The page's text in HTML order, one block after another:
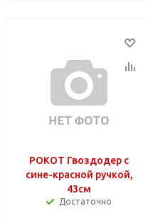
РОКОТ Гвоздодер с
сине-красной ручкой,
43см
Достаточно